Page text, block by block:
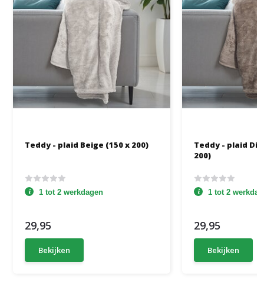
Teddy - plaid Beige (150 x 200)
1 tot 2 werkdagen
29,95
Bekijken
Teddy - plaid
200)
1 tot 2
29,95
Bekijken